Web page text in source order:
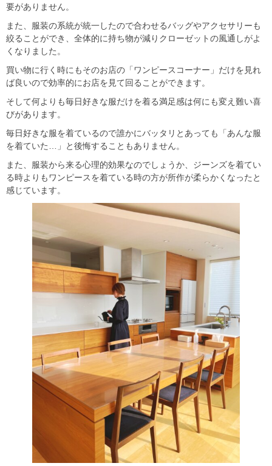
要がありません。
また、服装の系統が統一したので合わせるバッグやアクセサリーも
絞ることができ、全体的に持ち物が減りクローゼットの風通しがよ
くなりました。
買い物に行く時にもそのお店の「ワンピースコーナー」だけを見れ
ば良いので効率的にお店を見て回ることができます。
そして何よりも毎日好きな服だけを着る満足感は何にも変え難い喜
びがあります。
毎日好きな服を着ているので誰かにバッタリとあっても「あんな服
を着ていた…」と後悔することもありません。
また、服装から来る心理的効果なのでしょうか、ジーンズを着てい
る時よりもワンピースを着ている時の方が所作が柔らかくなったと
感じています。